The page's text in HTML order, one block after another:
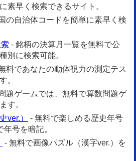
素早く検索できるサイト。
の自治体コードを簡単に素早く検
- 銘柄の決算月一覧を無料で公
別に検索可能。
料であなたの動体視力の測定テス
。
題ゲームでは、無料で算数問題ゲ
す。
ver.）
- 無料で楽しめる歴史年号
号を暗記。
- 無料で画像パズル（漢字ver.）を